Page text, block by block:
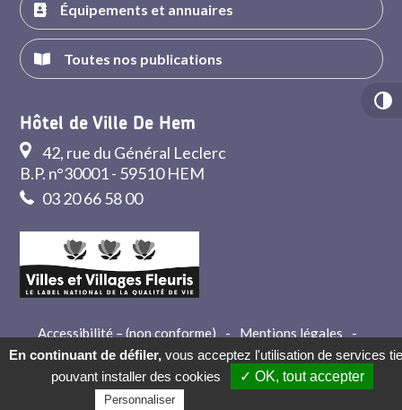
Équipements et annuaires
Toutes nos publications
Hôtel de Ville De Hem
42, rue du Général Leclerc
B.P. n°30001 - 59510 HEM
03 20 66 58 00
Accessibilité – (non conforme) - Mentions légales
-
Crédits
- Contact
En continuant de défiler, vous acceptez l'utilisation de services
pouvant installer des cookies
✓ OK, tout accepter
Personnaliser